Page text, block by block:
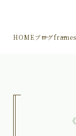
HOMEブログframes